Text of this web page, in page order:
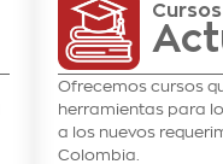
Ofrecemos cursos
herramientas para
a los nuevos
Colombia.